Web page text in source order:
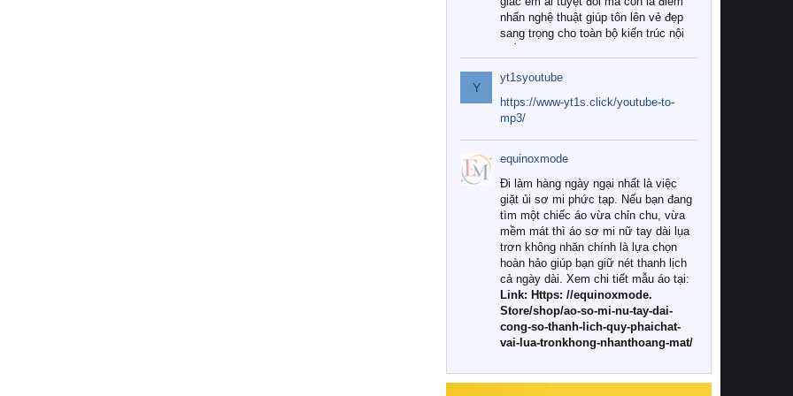
nhấn nghệ thuật giúp tôn lên vẻ đẹp
sang trọng cho toàn bộ kiến trúc nội
Tuy nhiên, giữa thị trường đa dạng
với vô vàn thương hiệu và mẫu mã
như hiện nay, làm thế nào để chọn
được những bộ chăn ga gối đệm cao
cấp thực sự chất lượng, phù hợp với
khí hậu và nhu cầu sử dụng của gia
đình? Hãy cùng chúng tôi đi tìm lời
giải đáp chi tiết qua bài viết dưới đây.
1. Tại sao các gia đình hiện đại lại ưa
chuộng chăn ga gối đệm cao cấp?
Khác với các dòng sản phẩm thông
thường, những bộ chăn ga gối đệm
cao cấp trải qua quy trình sản xuất
nghiêm ngặt từ khâu chọn lọc nguyên
liệu tự nhiên đến công nghệ dệt
nhuộm hiện đại không chứa hóa chất
này, bạn sẽ cảm nhận rõ rệt sự khác
Y
yt1syoutube
https://www-yt1s.click/youtube-to-
mp3/
equinoxmode
Đi làm hàng ngày ngại nhất là việc
giặt ủi sơ mi phức tạp. Nếu bạn đang
tìm một chiếc áo vừa chỉn chu, vừa
mềm mát thì áo sơ mi nữ tay dài lụa
trơn không nhăn chính là lựa chọn
hoàn hảo giúp bạn giữ nét thanh lịch
cả ngày dài. Xem chi tiết mẫu áo tại:
Link: Https: //equinoxmode.
Store/shop/ao-so-mi-nu-tay-dai-
cong-so-thanh-lich-quy-phaichat-
vai-lua-tronkhong-nhanthoang-mat/